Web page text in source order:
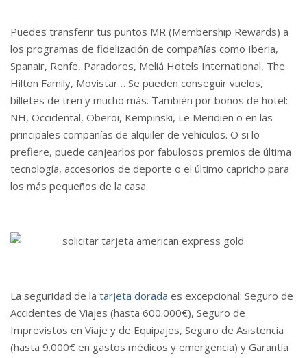
Puedes transferir tus puntos MR (Membership Rewards) a
los programas de fidelización de compañías como Iberia,
Spanair, Renfe, Paradores, Meliá Hotels International, The
Hilton Family, Movistar… Se pueden conseguir vuelos,
billetes de tren y mucho más. También por bonos de hotel:
NH, Occidental, Oberoi, Kempinski, Le Meridien o en las
principales compañías de alquiler de vehículos. O si lo
prefiere, puede canjearlos por fabulosos premios de última
tecnología, accesorios de deporte o el último capricho para
los más pequeños de la casa.
La seguridad de la tarjeta dorada es excepcional: Seguro de
Accidentes de Viajes (hasta 600.000€), Seguro de
Imprevistos en Viaje y de Equipajes, Seguro de Asistencia
(hasta 9.000€ en gastos médicos y emergencia) y Garantía